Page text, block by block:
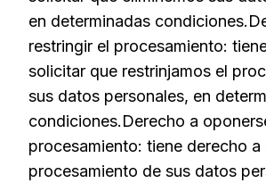
en determinadas
restringir el procesamiento:
solicitar que restrinjamos el
sus datos personales, en
condiciones.Derecho a
procesamiento: tiene derecho a
procesamiento de sus datos